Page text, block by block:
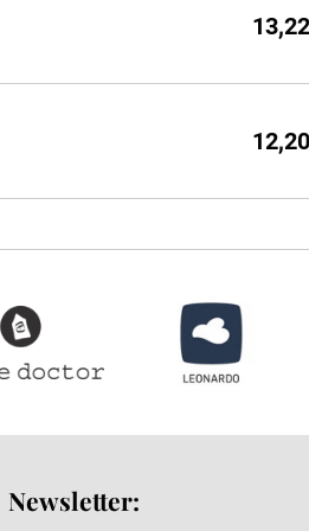
Newsletter: